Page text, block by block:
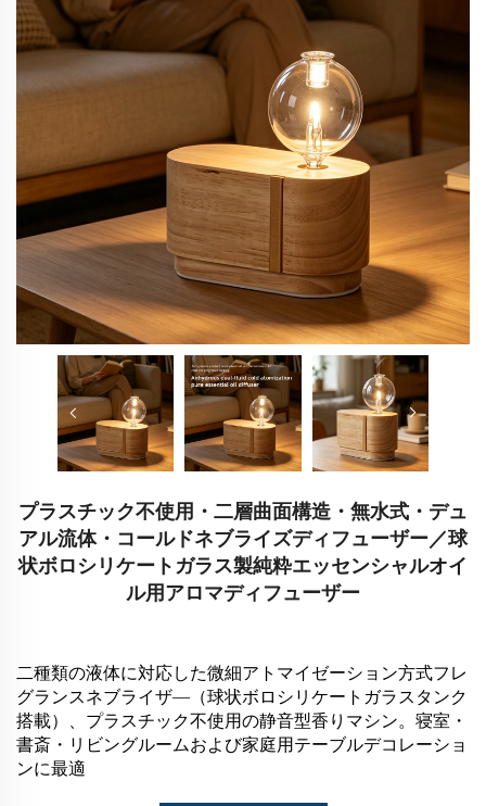
プラスチック不使用・二層曲面構造・無水式・デュ
アル流体・コールドネブライズディフューザー／球
状ボロシリケートガラス製純粋エッセンシャルオイ
ル用アロマディフューザー
二種類の液体に対応した微細アトマイゼーション方式フレ
グランスネブライザ―（球状ボロシリケートガラスタンク
搭載）、プラスチック不使用の静音型香りマシン。寝室・
書斎・リビングルームおよび家庭用テーブルデコレーショ
ンに最適